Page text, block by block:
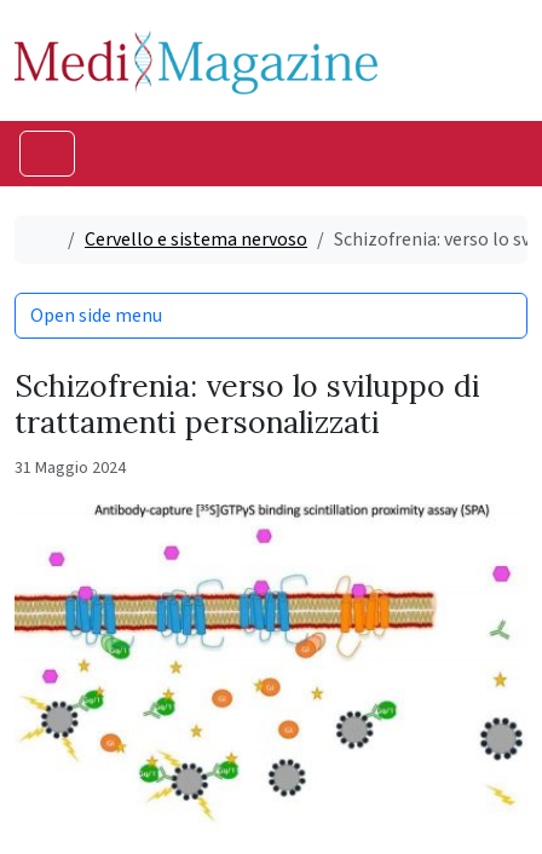
Home
Cervello e sistema nervoso Schizofrenia: verso lo
Schizofrenia: verso lo sviluppo di
trattamenti personalizzati
31 Maggio 2024
Open side menu